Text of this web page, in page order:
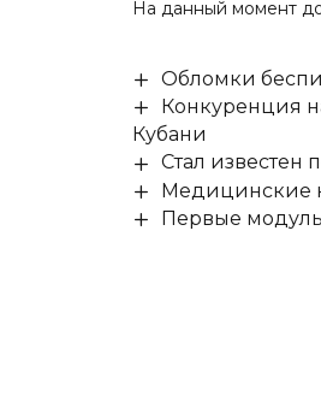
На данный момент
Обломки
Конкуренция
Кубани
Стал
Медицинские
Первые